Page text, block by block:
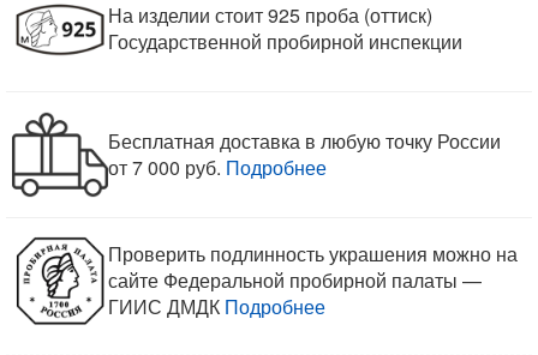
На изделии стоит 925 проба (оттиск)
Государственной пробирной инспекции
Бесплатная доставка в любую точку России
от 7 000 руб. Подробнее
Проверить подлинность украшения можно на
сайте Федеральной пробирной палаты —
ГИИС ДМДК Подробнее